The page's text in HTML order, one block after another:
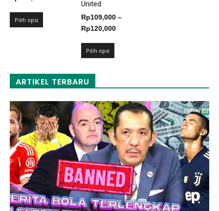
Pilih opsi
United
Rp109,000 –
Rp120,000Rentang
Pilih opsi
ARTIKEL TERBARU